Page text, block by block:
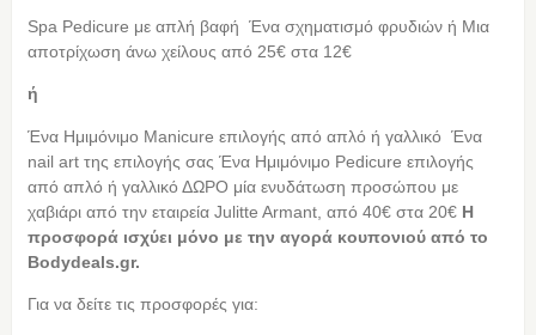
Spa Pedicure με απλή βαφή Ένα σχηματισμό φρυδιών ή Μια
αποτρίχωση άνω χείλους από 25€ στα 12€
ή
Ένα Ημιμόνιμο Manicure επιλογής από απλό ή γαλλικό Ένα
nail art της επιλογής σας Ένα Ημιμόνιμο Pedicure επιλογής
από απλό ή γαλλικό ΔΩΡΟ μία ενυδάτωση προσώπου με
χαβιάρι από την εταιρεία Julitte Armant, από 40€ στα 20€ Η
προσφορά ισχύει μόνο με την αγορά κουπονιού από τo
Bodydeals.gr.
Για να δείτε τις προσφορές για: